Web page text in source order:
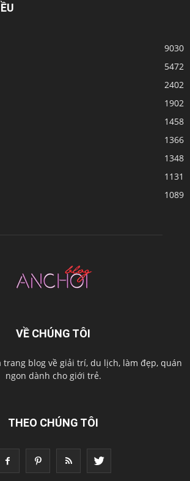
9030
5472
2402
1902
1458
1366
1348
1131
1089
VỀ CHÚNG TÔI
trang blog về giải trí, du lịch, làm đẹp, quán
ngon dành cho giới trẻ.
THEO CHÚNG TÔI